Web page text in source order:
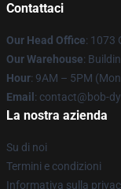
Contattaci
Our Head Office: 1073
Our Warehouse:
Hour: 9AM – 5PM
Email : contact@bob-
La nostra azienda
Su di noi
Termini e condizioni
Informativa sulla